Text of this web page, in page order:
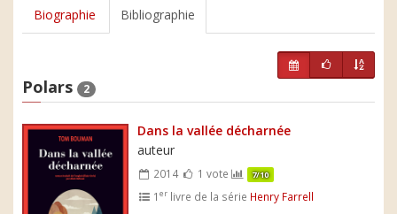
Biographie Bibliographie
Polars 2
Dans la vallée décharnée
auteur
2014 1 vote 7/10
1er livre de la série Henry Farrell